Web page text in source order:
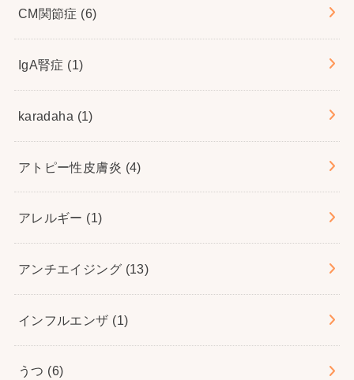
CM関節症 (6)
IgA腎症 (1)
karadaha (1)
アトピー性皮膚炎 (4)
アレルギー (1)
アンチエイジング (13)
インフルエンザ (1)
うつ (6)